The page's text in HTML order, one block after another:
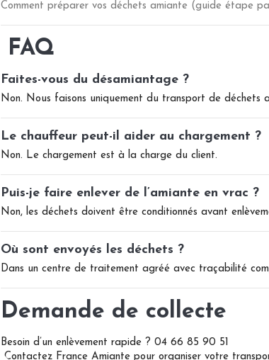
Comment préparer vos déchets amiante (guide étape
FAQ
Faites-vous du désamiantage ?
Non. Nous faisons uniquement du transport de déchets
Le chauffeur peut-il aider au chargement ?
Non. Le chargement est à la charge du client.
Puis-je faire enlever de l’amiante en vrac ?
Non, les déchets doivent être conditionnés avant
Où sont envoyés les déchets ?
Dans un centre de traitement agréé avec traçabilité
Demande de collecte
Besoin d’un enlèvement rapide ? 04 66 85 90 51
Contactez France Amiante pour organiser votre